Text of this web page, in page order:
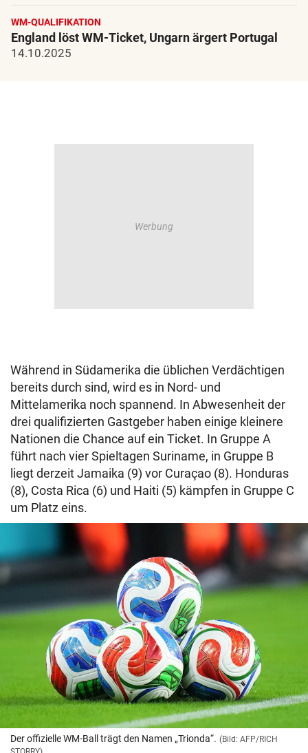
WM-QUALIFIKATION
England löst WM-Ticket, Ungarn ärgert Portugal
14.10.2025
Während in Südamerika die üblichen Verdächtigen
bereits durch sind, wird es in Nord- und
Mittelamerika noch spannend. In Abwesenheit der
drei qualifizierten Gastgeber haben einige kleinere
Nationen die Chance auf ein Ticket. In Gruppe A
führt nach vier Spieltagen Suriname, in Gruppe B
liegt derzeit Jamaika (9) vor Curaçao (8). Honduras
(8), Costa Rica (6) und Haiti (5) kämpfen in Gruppe C
um Platz eins.
Der offizielle WM-Ball trägt den Namen „Trionda“. (Bild: AFP/RICH